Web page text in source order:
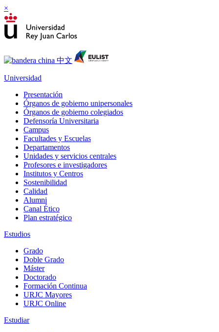
×
Universidad
Presentación
Órganos de gobierno unipersonales
Órganos de gobierno colegiados
Defensoría Universitaria
Campus
Facultades y Escuelas
Departamentos
Unidades y servicios centrales
Profesores e investigadores
Institutos y Centros
Sostenibilidad
Calidad
Alumni
Canal Ético
Plan estratégico
Estudios
Grado
Doble Grado
Máster
Doctorado
Formación Continua
URJC Mayores
URJC Online
Estudiar